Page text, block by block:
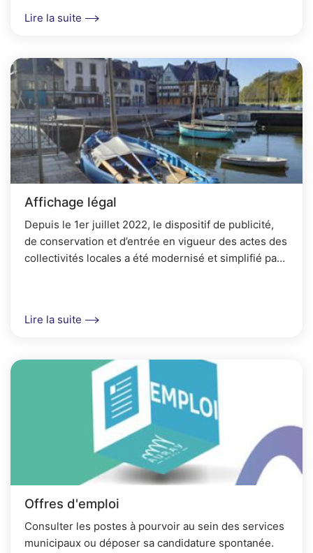
Lire la suite
Affichage légal
Depuis le 1er juillet 2022, le dispositif de publicité,
de conservation et d’entrée en vigueur des actes des
collectivités locales a été modernisé et simplifié par
Lire la suite
Offres d'emploi
Consulter les postes à pourvoir au sein des services
municipaux ou déposer sa candidature spontanée.